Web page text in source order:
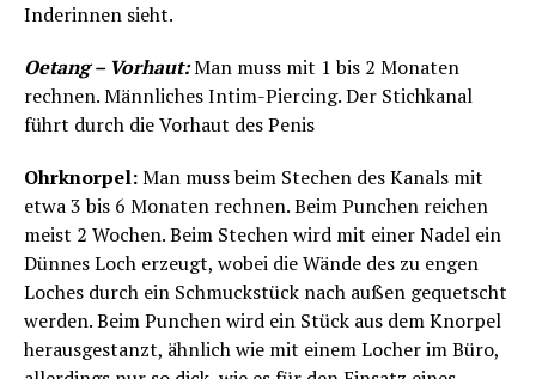
Inderinnen sieht.
Oetang – Vorhaut:Man muss mit 1 bis 2 Monaten
rechnen. Männliches Intim-Piercing. Der Stichkanal
führt durch die Vorhaut des Penis
Ohrknorpel:Man muss beim Stechen des Kanals mit
etwa 3 bis 6 Monaten rechnen. Beim Punchen reichen
meist 2 Wochen. Beim Stechen wird mit einer Nadel ein
Dünnes Loch erzeugt, wobei die Wände des zu engen
Loches durch ein Schmuckstück nach außen gequetscht
werden. Beim Punchen wird ein Stück aus dem Knorpel
herausgestanzt, ähnlich wie mit einem Locher im Büro,